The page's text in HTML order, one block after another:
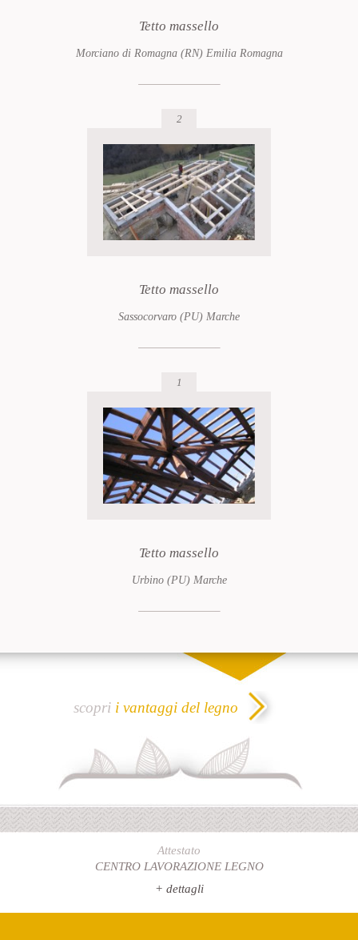
Tetto massello
Morciano di Romagna (RN) Emilia Romagna
2
Tetto massello
Sassocorvaro (PU) Marche
1
Tetto massello
Urbino (PU) Marche
scopri i vantaggi del legno
Attestato
CENTRO LAVORAZIONE LEGNO
+ dettagli